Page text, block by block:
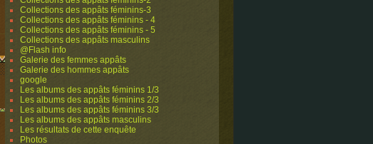
Collections des appâts féminins-3
Collections des appâts féminins - 4
Collections des appâts féminins - 5
Collections des appâts masculins
@Flash info
Galerie des femmes appâts
Galerie des hommes appâts
google
Les albums des appâts féminins 1/3
Les albums des appâts féminins 2/3
Les albums des appâts féminins 3/3
Les albums des appâts masculins
Les résultats de cette enquête
Photos